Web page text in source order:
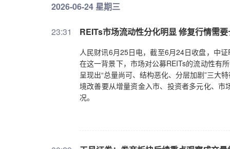
2026-06-24 星期三
23:31 REITs市场流动性分化明显 修复行情需
人民财讯6月25日电，截至6月24日收盘，中
在这一背景下，市场对公募REITs的流动性有
呈现出“总量尚可、结构恶化、分层加剧”三大
境改善要从增量资金入市、投资者多元化、
况。